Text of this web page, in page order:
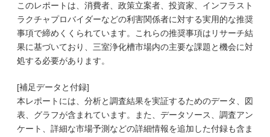
このレポートは、消費者、政策立案者、投資家、インフラスト
ラクチャプロバイダーなどの利害関係者に対する実用的な推奨
事項で締めくくられています。これらの推奨事項はリサーチ結
果に基づいており、三室浄化槽市場内の主要な課題と機会に対
処する必要があります。
[補足データと付録]
本レポートには、分析と調査結果を実証するためのデータ、図
表、グラフが含まれています。また、データソース、調査アン
ケート、詳細な市場予測などの詳細情報を追加した付録も含ま